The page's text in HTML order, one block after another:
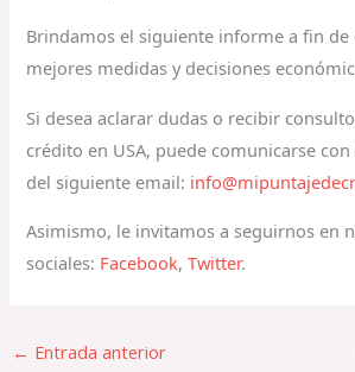
Brindamos el siguiente informe a fin de
mejores medidas y decisiones
Si desea aclarar dudas o recibir
crédito en USA, puede comunicarse
del siguiente email:
Asimismo, le invitamos a seguirnos en
sociales: Facebook,Twitter.
← Entrada anterior